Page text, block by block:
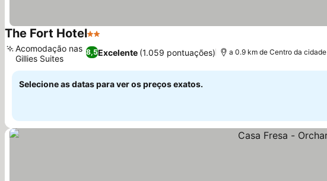
The Fort Hotel2 Estrelas
8,5Excelente (1.059 pontuações)
Acomodação nas
Gillies Suites
a 0.9 km de Centro da cidade
Selecione as datas para ver os preços exatos.